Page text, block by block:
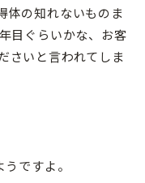
体の知れないものま
目ぐらいかな、お客
さいと言われてしま
ですよ。